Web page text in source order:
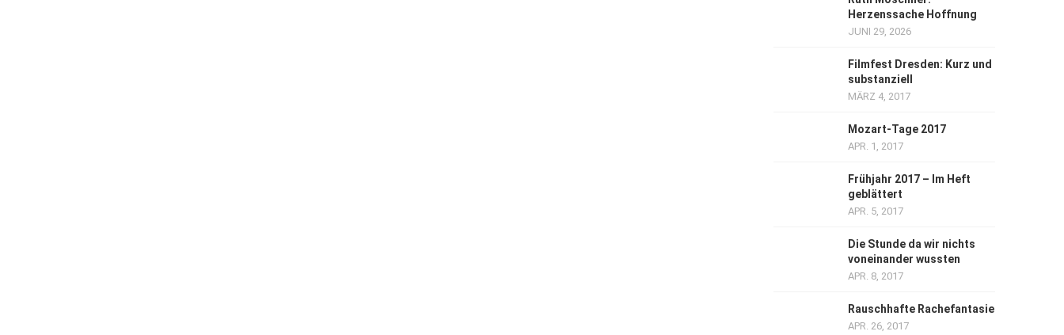
Herzenssache Hoffnung
JUNI 29, 2026
Filmfest Dresden: Kurz und
substanziell
MÄRZ 4, 2017
Mozart-Tage 2017
APR. 1, 2017
Frühjahr 2017 – Im Heft
geblättert
APR. 5, 2017
Die Stunde da wir nichts
voneinander wussten
APR. 8, 2017
Rauschhafte Rachefantasie
APR. 26, 2017